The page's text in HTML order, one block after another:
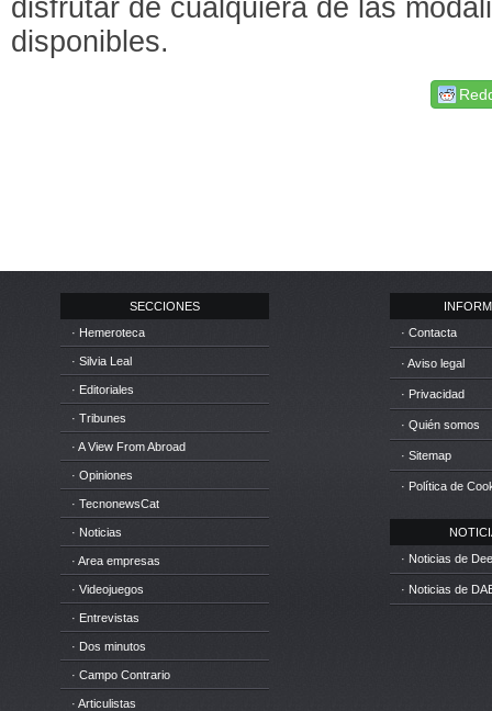
disfrutar de cualquiera de las
disponibles.
SECCIONES
· Hemeroteca
· Silvia Leal
· Editoriales
· Tribunes
· A View From Abroad
· Opiniones
· TecnonewsCat
· Noticias
· Area empresas
· Videojuegos
· Entrevistas
· Dos minutos
· Campo Contrario
· Articulistas
· Contacta
· Aviso legal
· Privacidad
· Quién somos
· Sitemap
· Política de
· Noticias de
· Noticias de